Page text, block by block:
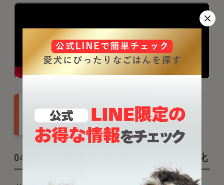
犬の歯磨きのやり方
を歯科担当獣医師が
解説！頻度、おすす
め歯磨きグッズも紹
04【犬の長生きの秘訣】食事量の最適化